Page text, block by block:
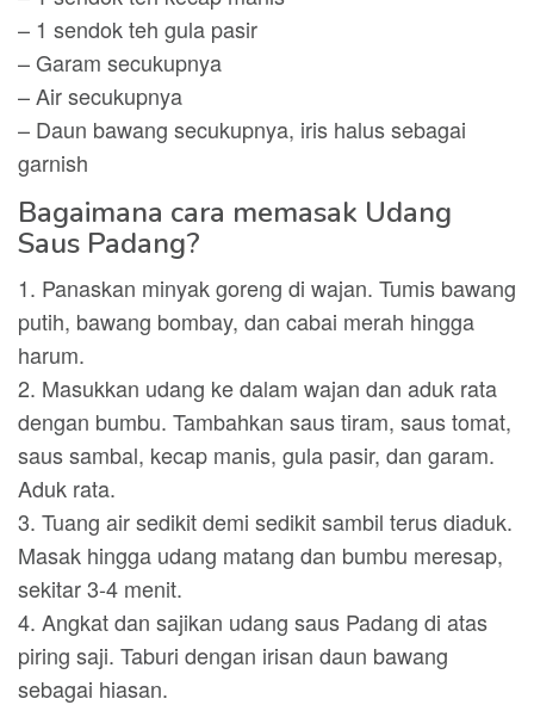
– 1 sendok teh gula pasir
– Garam secukupnya
– Air secukupnya
– Daun bawang secukupnya, iris halus sebagai
garnish
Bagaimana cara memasak Udang
Saus Padang?
1. Panaskan minyak goreng di wajan. Tumis bawang
putih, bawang bombay, dan cabai merah hingga
harum.
2. Masukkan udang ke dalam wajan dan aduk rata
dengan bumbu. Tambahkan saus tiram, saus tomat,
saus sambal, kecap manis, gula pasir, dan garam.
Aduk rata.
3. Tuang air sedikit demi sedikit sambil terus diaduk.
Masak hingga udang matang dan bumbu meresap,
sekitar 3-4 menit.
4. Angkat dan sajikan udang saus Padang di atas
piring saji. Taburi dengan irisan daun bawang
sebagai hiasan.